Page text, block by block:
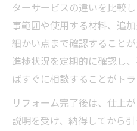
ターサービスの違いを比較
事範囲や使用する材料、追
細かい点まで確認すること
進捗状況を定期的に確認し
ばすぐに相談することがト
リフォーム完了後は、仕上
説明を受け、納得してから